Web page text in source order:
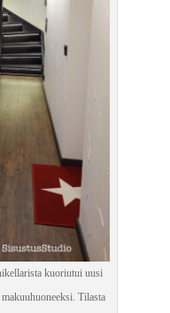
kuoriutui uusi
Tilasta